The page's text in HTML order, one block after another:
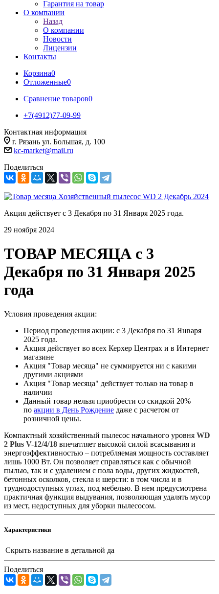
Гарантия на товар
О компании
Назад
О компании
Новости
Лицензии
Контакты
Корзина0
Отложенные0
Сравнение товаров0
+7(4912)77-09-99
Контактная информация
г. Рязань ул. Большая, д. 100
kc-market@mail.ru
Поделиться
Акция действует с 3 Декабря по 31 Января 2025 года.
29 ноября 2024
ТОВАР МЕСЯЦА с 3
Декабря по 31 Января 2025
года
Условия проведения акции:
Период проведения акции: c 3 Декабря по 31 Января
2025 года.
Акция действует во всех Керхер Центрах и в Интернет
магазине
Акция "Товар месяца" не суммируется ни с какими
другими акциями
Акция "Товар месяца" действует только на товар в
наличии
Данный товар нельзя приобрести со скидкой 20%
по акции в День Рождение даже с расчетом от
розничной цены.
Компактный хозяйственный пылесос начального уровня WD
2 Plus V-12/4/18 впечатляет высокой силой всасывания и
энергоэффективностью – потребляемая мощность составляет
лишь 1000 Вт. Он позволяет справляться как с обычной
пылью, так и с удалением с пола воды, других жидкостей,
бетонных осколков, стекла и шерсти: в том числа и в
труднодоступных углах, под мебелью. В нем предусмотрена
практичная функция выдувания, позволяющая удалять мусор
из мест, недоступных для уборки пылесосом.
Характеристики
Скрыть название в детальной да
Поделиться